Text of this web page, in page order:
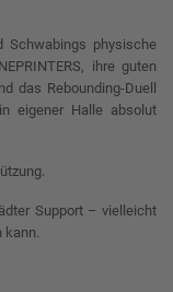
Schwabings physische
ihre guten
das Rebounding-Duell
eigener Halle absolut
Support – vielleicht
kann.